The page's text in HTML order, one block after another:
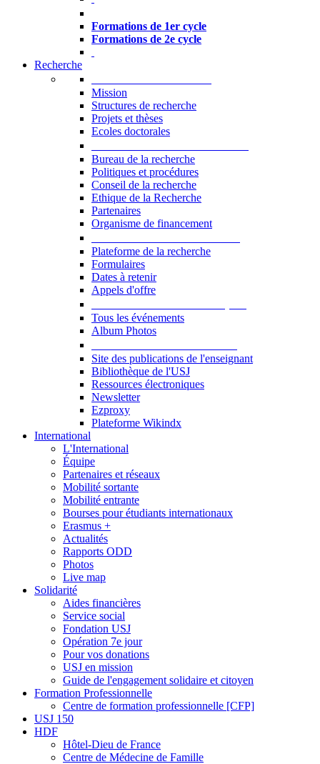
Formations de 1er cycle
Formations de 2e cycle
Recherche
Mission
Structures de recherche
Projets et thèses
Ecoles doctorales
Bureau de la recherche
Politiques et procédures
Conseil de la recherche
Ethique de la Recherche
Partenaires
Organisme de financement
Plateforme de la recherche
Formulaires
Dates à retenir
Appels d'offre
Tous les événements
Album Photos
Site des publications de l'enseignant
Bibliothèque de l'USJ
Ressources électroniques
Newsletter
Ezproxy
Plateforme Wikindx
International
L'International
Équipe
Partenaires et réseaux
Mobilité sortante
Mobilité entrante
Bourses pour étudiants internationaux
Erasmus +
Actualités
Rapports ODD
Photos
Live map
Solidarité
Aides financières
Service social
Fondation USJ
Opération 7e jour
Pour vos donations
USJ en mission
Guide de l'engagement solidaire et citoyen
Formation Professionnelle
Centre de formation professionnelle [CFP]
USJ 150
HDF
Hôtel-Dieu de France
Centre de Médecine de Famille